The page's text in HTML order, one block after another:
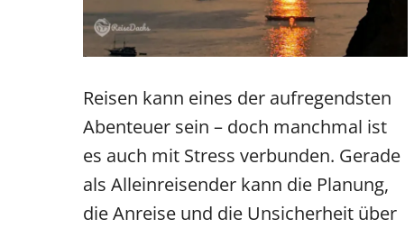
Reisen kann eines der aufregendsten
Abenteuer sein – doch manchmal ist
es auch mit Stress verbunden. Gerade
als Alleinreisender kann die Planung,
die Anreise und die Unsicherheit über